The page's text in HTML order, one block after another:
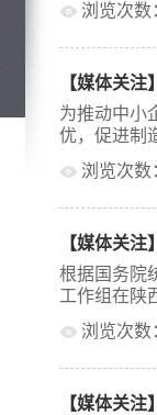
企业和个体
低成本的
成本。中国
作和中期借
动1年期贷
市场报价利
机构将存款
本。如何
用至关重要
济运行情
场持续回暖
较快。8月
增长6.5%，
83.6%，其
7月，全省
22.3%；利
14.2%，保
前8月，全
增速13.5个
比增长1.7%
浏览次数
【媒体关
为推动中小
优，促进制
级和省级
“专精特新”
支持：一是
二是创新产
合高校、
浏览次数
根据国务院
工作组在陕
业、察看
浏览次数
【媒体关